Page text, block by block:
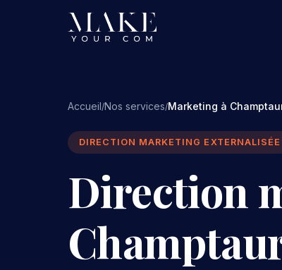
Accueil/Nos services/Marketing à
DIRECTION MARKETING EXTERNALISÉE
Direction